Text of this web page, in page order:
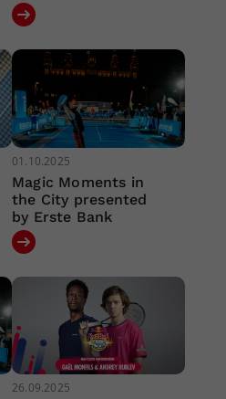
01.10.2025
Magic Moments in
the City presented
by Erste Bank
26.09.2025